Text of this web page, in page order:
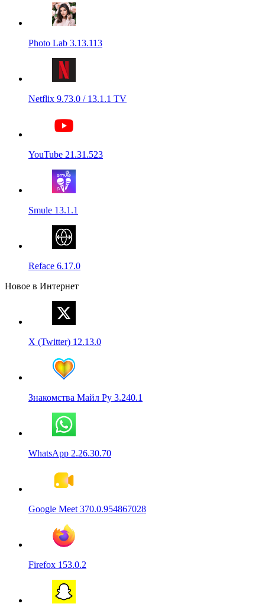
Photo Lab 3.13.113
Netflix 9.73.0 / 13.1.1 TV
YouTube 21.31.523
Smule 13.1.1
Reface 6.17.0
Новое в Интернет
X (Twitter) 12.13.0
Знакомства Майл Ру 3.240.1
WhatsApp 2.26.30.70
Google Meet 370.0.954867028
Firefox 153.0.2